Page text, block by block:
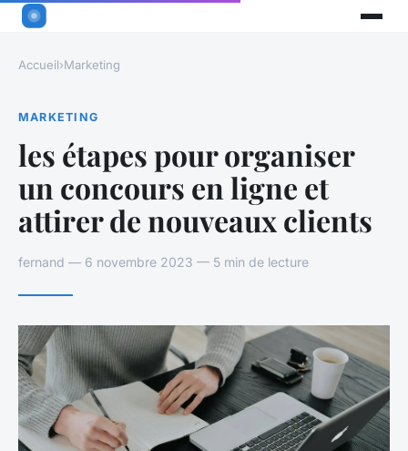
Accueil›Marketing
MARKETING
les étapes pour organiser
un concours en ligne et
attirer de nouveaux clients
fernand — 6 novembre 2023 — 5 min de lecture